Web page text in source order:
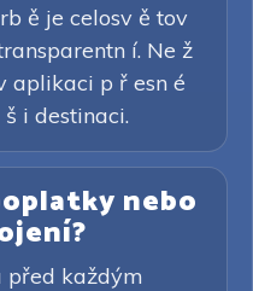
ě je celosv ě tov
í. Ne ž
aplikaci p ř esn é
i destinaci.
nebo
před každým